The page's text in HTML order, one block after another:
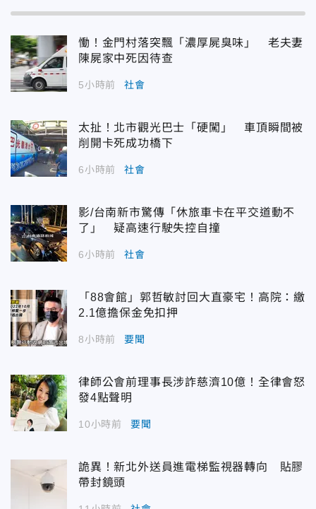
慟！金門村落突飄「濃厚屍臭味」 老夫妻
陳屍家中死因待查
5小時前 社會
太扯！北市觀光巴士「硬闖」 車頂瞬間被
削開卡死成功橋下
6小時前 社會
影/台南新市驚傳「休旅車卡在平交道動不
了」 疑高速行駛失控自撞
6小時前 社會
「88會館」郭哲敏討回大直豪宅！高院：繳
2.1億擔保金免扣押
8小時前 要聞
律師公會前理事長涉詐慈濟10億！全律會怒
發4點聲明
10小時前 要聞
詭異！新北外送員進電梯監視器轉向 貼膠
帶封鏡頭